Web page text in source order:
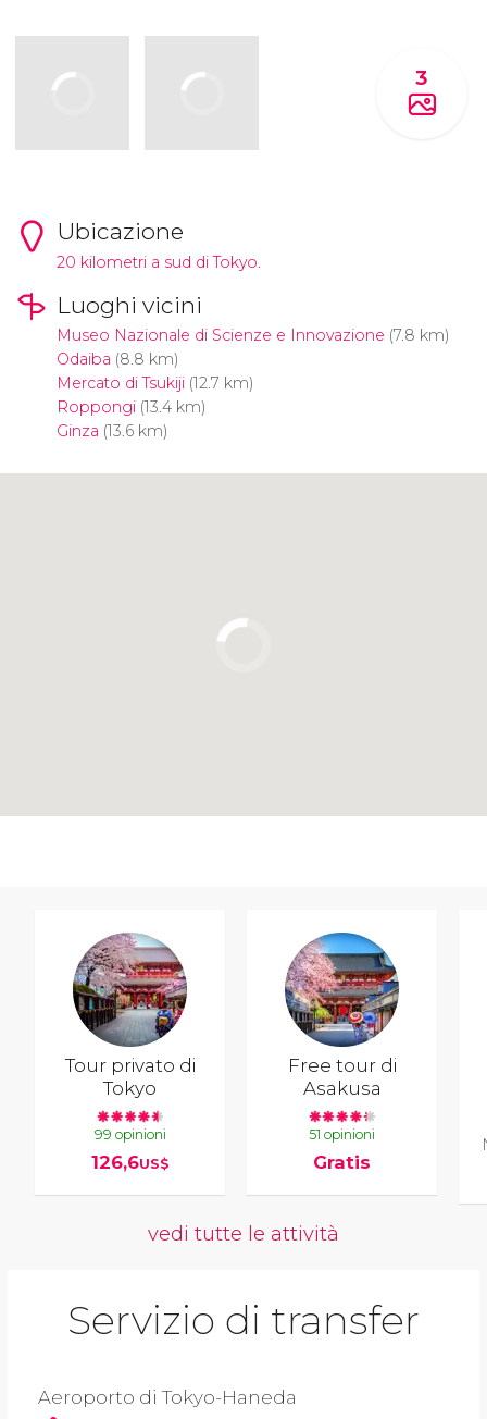
3
Ubicazione
20 kilometri a sud di Tokyo.
Luoghi vicini
Museo Nazionale di Scienze e Innovazione (7.8 km)
Odaiba (8.8 km)
Mercato di Tsukiji(12.7 km)
Roppongi(13.4 km)
Ginza (13.6 km)
Tour privato di
Tokyo
99 opinioni
126,6US$
Free tour di
Asakusa
51 opinioni
Gratis
vedi tutte le attività
Servizio di transfer
Aeroporto di Tokyo-Haneda